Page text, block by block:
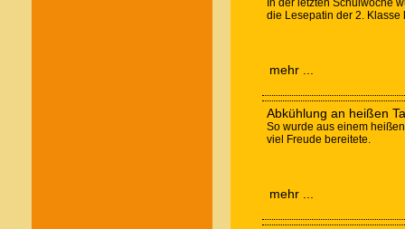
In der letzten Schulwoche
die Lesepatin der 2. Klasse
mehr ...
Abkühlung an heißen
So wurde aus einem
viel Freude bereitete.
mehr ...